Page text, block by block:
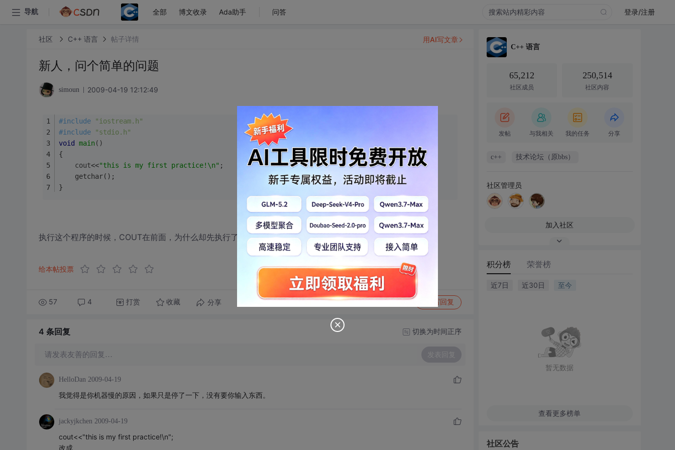
导航 全部 博文收录 Ada助手 问答 登录/注册
社区 C++ 语言 帖子详情
新人，问个简单的问题
simoun 2009-04-19 12:12:49
#include
"iostream.h"
#include
"stdio.h"
void
main()
{
cout<<"this is my first practice!\n" ;
	getchar();
}
执行这个程序的时候，COUT在前面，为什么却先执行了getchar()；，然后再输出了？
给本帖投票
57 4 打赏 收藏 分享 转发到动态 举报 写回复
用AI写文章
4 条回复 切换为时间正序
请发表友善的回复… 发表回复
HelloDan 2009-04-19
我觉得是你机器慢的原因，如果只是停了一下，没有要你输入东西。
jackyjkchen 2009-04-19
cout<<"this is my first practice!\n";
改成
C++ 语言
65,212
社区成员
250,514
社区内容
发帖 与我相关 我的任务 分享
c++ 技术论坛（原bbs）
社区管理员
加入社区
积分榜 荣誉榜
近7日 近30日 至今
暂无数据
查看更多榜单
社区公告